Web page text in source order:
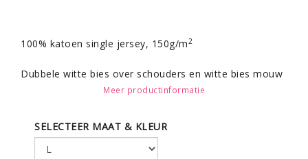
100% katoen single jersey, 150g/m2
Dubbele witte bies over schouders en witte bies mouw
Comfort cut.
Meer productinformatie
SELECTEER MAAT & KLEUR